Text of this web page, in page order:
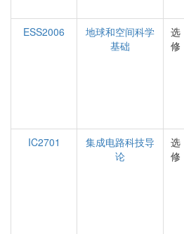
ESS2006
地球和空间科学
基础
选
修
IC2701
集成电路科技导
论
选
修